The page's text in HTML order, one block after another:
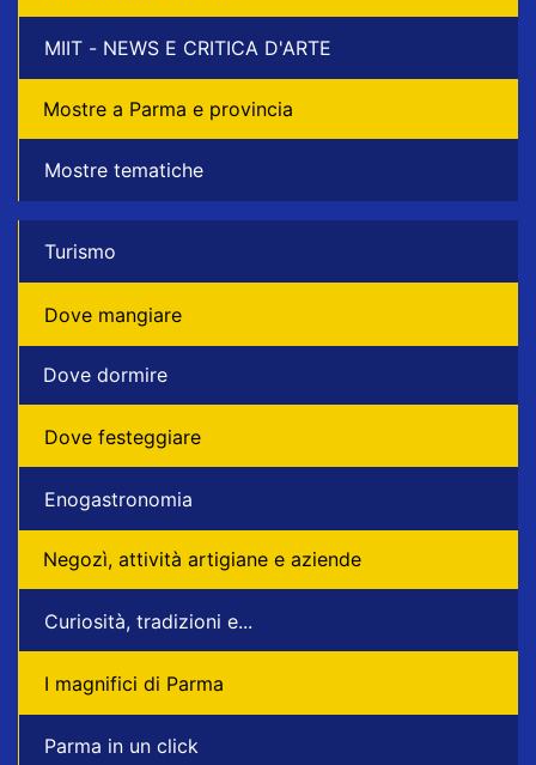
MIIT - NEWS E CRITICA D'ARTE
Mostre a Parma e provincia
Mostre tematiche
Turismo
Dove mangiare
Dove dormire
Dove festeggiare
Enogastronomia
Negozì, attività artigiane e aziende
Curiosità, tradizioni e...
I magnifici di Parma
Parma in un click